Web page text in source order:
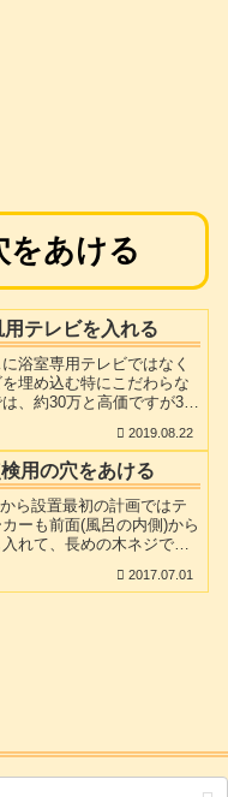
をあける
テレビを入れる
浴室専用テレビではなく
埋め込む特にこだわらな
、約30万と高価ですが32
付けも比較的容易です。し
は同じく32インチ浴室テ
万円以下で導入する手順を
容的にはかなり大胆な手
所もありますから。DIY
ていないと思いますが、
取り組めば納得のいくも
2019.08.22
用の穴をあける
ら設置最初の計画ではテ
ーも前面(風呂の内側)から
れて、長めの木ネジで止
バスの壁面は前に書いたよ
取り付けることに急遽作
。うちの場合テレビの裏
は脱衣場ですから何とか
このあたりで上手くきれ
2017.07.01